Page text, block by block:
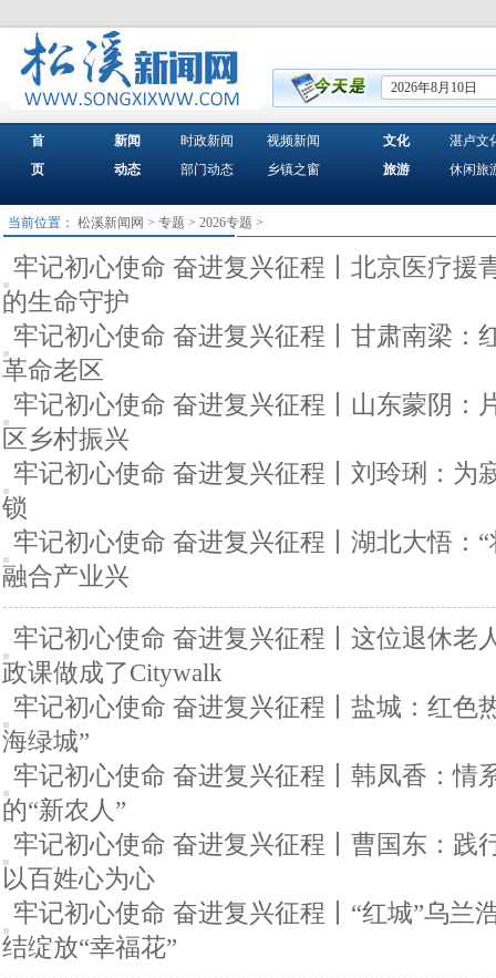
2026年8月10日
首
页
新闻
动态
时政新闻
部门动态
视频新闻
乡镇之窗
文化
旅游
湛卢文
休闲旅
当前位置：松溪新闻网 >专题 >2026专题 >
牢记初心使命 奋进复兴征程丨北京医疗援
的生命守护
牢记初心使命 奋进复兴征程丨甘肃南梁：
革命老区
牢记初心使命 奋进复兴征程丨山东蒙阴：
区乡村振兴
牢记初心使命 奋进复兴征程丨刘玲琍：为
锁
牢记初心使命 奋进复兴征程丨湖北大悟：
融合产业兴
牢记初心使命 奋进复兴征程丨这位退休老
政课做成了Citywalk
牢记初心使命 奋进复兴征程丨盐城：红色
海绿城”
牢记初心使命 奋进复兴征程丨韩凤香：情
的“新农人”
牢记初心使命 奋进复兴征程丨曹国东：践
以百姓心为心
牢记初心使命 奋进复兴征程丨“红城”乌兰
结绽放“幸福花”